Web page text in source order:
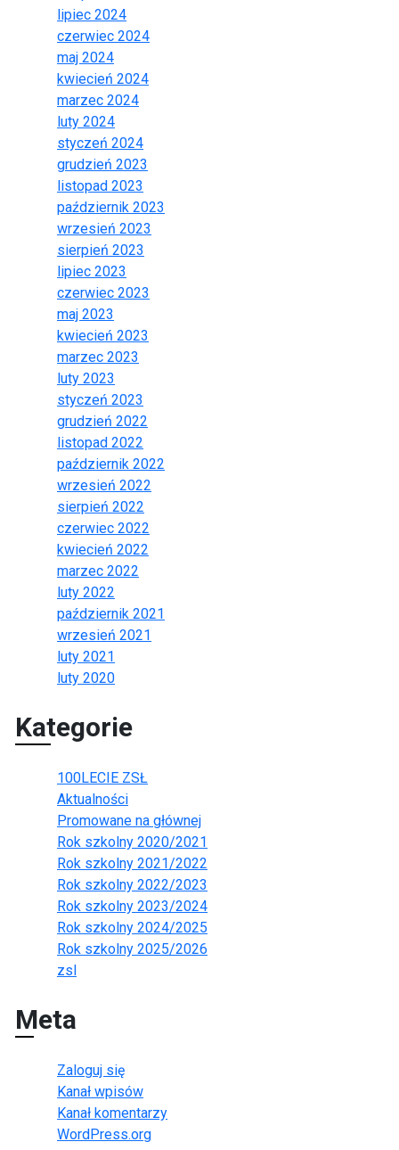
lipiec 2024
czerwiec 2024
maj 2024
kwiecień 2024
marzec 2024
luty 2024
styczeń 2024
grudzień 2023
listopad 2023
październik 2023
wrzesień 2023
sierpień 2023
lipiec 2023
czerwiec 2023
maj 2023
kwiecień 2023
marzec 2023
luty 2023
styczeń 2023
grudzień 2022
listopad 2022
październik 2022
wrzesień 2022
sierpień 2022
czerwiec 2022
kwiecień 2022
marzec 2022
luty 2022
październik 2021
wrzesień 2021
luty 2021
luty 2020
Kategorie
100LECIE ZSŁ
Aktualności
Promowane na głównej
Rok szkolny 2020/2021
Rok szkolny 2021/2022
Rok szkolny 2022/2023
Rok szkolny 2023/2024
Rok szkolny 2024/2025
Rok szkolny 2025/2026
zsl
Meta
Zaloguj się
Kanał wpisów
Kanał komentarzy
WordPress.org